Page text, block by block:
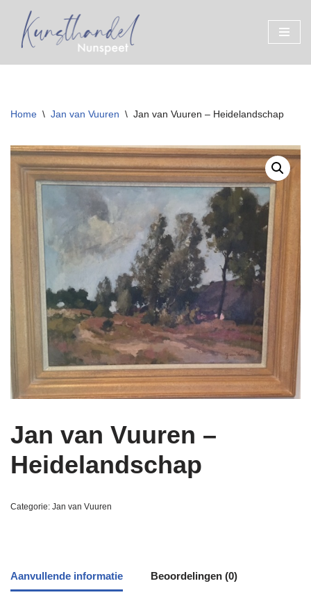
Ga
Home \ Jan van Vuuren \ Jan van Vuuren – Heidelandschap
Jan van Vuuren –
Heidelandschap
Categorie: Jan van Vuuren
Aanvullende informatie Beoordelingen (0)